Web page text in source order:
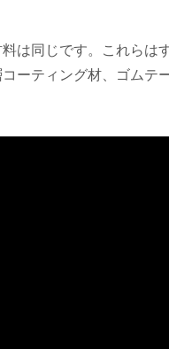
同じです。これらは
ーティング材、ゴムテ